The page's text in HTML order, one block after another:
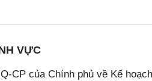
VỰC
CP của Chính phủ về Kế